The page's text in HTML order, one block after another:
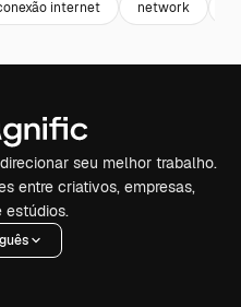
internet network
seu melhor trabalho.
entre criativos, empresas,
estúdios.